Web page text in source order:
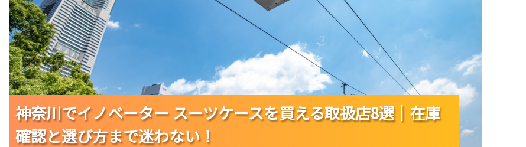
神奈川でイノベーター スーツケースを買える取扱店8選｜在庫
確認と選び方まで迷わない！
神奈川でイノベーター スーツケースを買える取扱店8選｜在庫
確認と選び方まで迷わない！
神奈川でイノベーター スーツケースを買える取扱店8選｜在庫
確認と選び方まで迷わない！